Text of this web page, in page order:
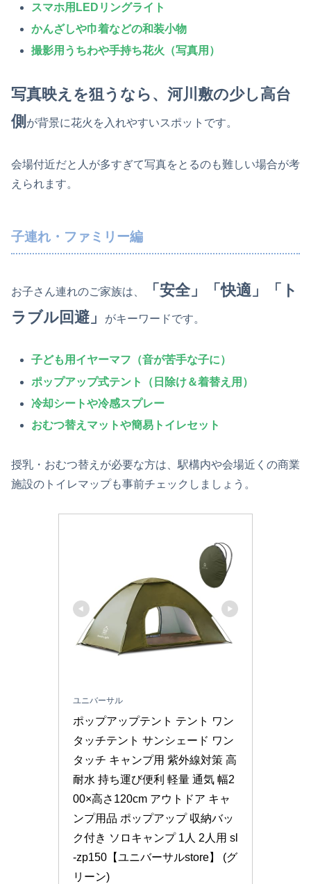
スマホ用LEDリングライト
かんざしや巾着などの和装小物
撮影用うちわや手持ち花火（写真用）
写真映えを狙うなら、河川敷の少し高台
側 が背景に花火を入れやすいスポットです。
会場付近だと人が多すぎて写真をとるのも難しい場合が考
えられます。
子連れ・ファミリー編
お子さん連れのご家族は、
「安全」「快適」「ト
ラブル回避」
がキーワードです。
子ども用イヤーマフ （音が苦手な子に）
ポップアップ式テント
（日除け＆着替え用）
冷却シートや冷感スプレー
おむつ替えマットや簡易トイレセット
授乳・おむつ替えが必要な方は、駅構内や会場近くの商業
施設のトイレマップも事前チェックしましょう。
ユニバーサル
ポップアップテント テント ワン
タッチテント サンシェード ワン
タッチ キャンプ用 紫外線対策 高
耐水 持ち運び便利 軽量 通気 幅2
00×高さ120cm アウトドア キャ
ンプ用品 ポップアップ 収納バッ
ク付き ソロキャンプ 1人 2人用 sl
-zp150【ユニバーサルstore】 (グ
リーン)